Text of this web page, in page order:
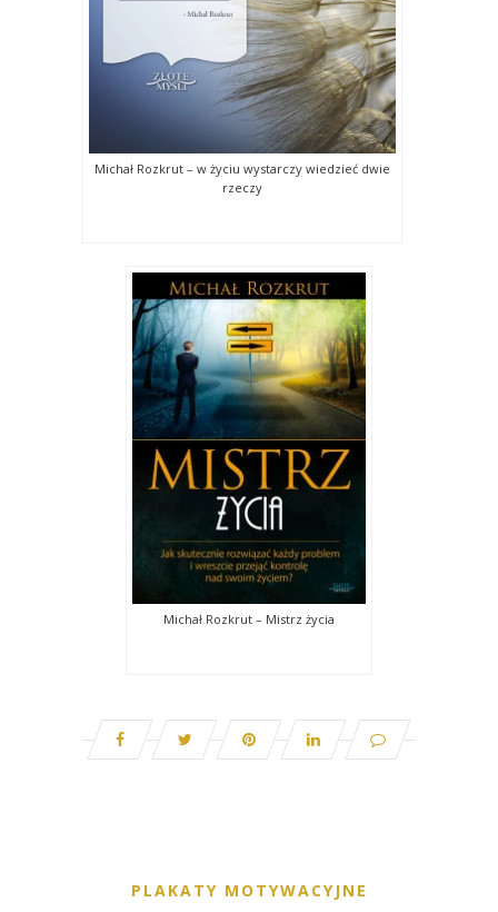
Michał Rozkrut – w życiu wystarczy wiedzieć dwie
rzeczy
Michał Rozkrut – Mistrz życia
PLAKATY MOTYWACYJNE